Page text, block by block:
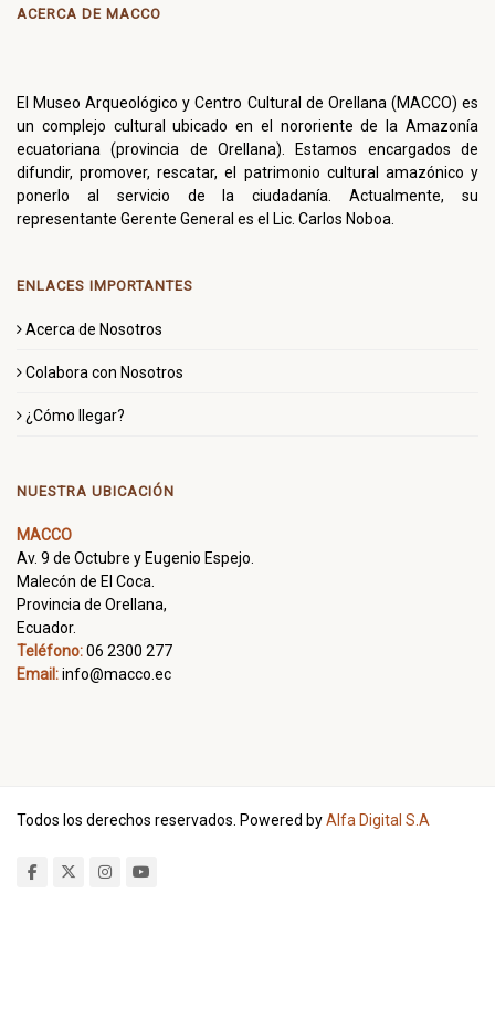
ACERCA DE MACCO
El Museo Arqueológico y Centro Cultural de Orellana (MACCO) es
un complejo cultural ubicado en el nororiente de la Amazonía
ecuatoriana (provincia de Orellana). Estamos encargados de
difundir, promover, rescatar, el patrimonio cultural amazónico y
ponerlo al servicio de la ciudadanía. Actualmente, su
representante Gerente General es el Lic. Carlos Noboa.
ENLACES IMPORTANTES
Acerca de Nosotros
Colabora con Nosotros
¿Cómo llegar?
NUESTRA UBICACIÓN
MACCO
Av. 9 de Octubre y Eugenio Espejo.
Malecón de El Coca.
Provincia de Orellana,
Ecuador.
Teléfono:06 2300 277
Email:info@macco.ec
Todos los derechos reservados. Powered byAlfa Digital S.A